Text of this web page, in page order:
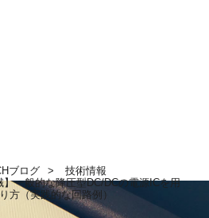
ブログ
技術情報
一般的な降圧型DC/DCの電源ICを用
方（実践的な回路例）